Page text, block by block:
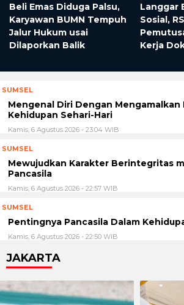
Beli Emas Diduga Palsu,
Karyawan BUMN Tempuh
Jalur Hukum usai
Dilaporkan Balik
Langgar
Sosial,
Kerja
SUMSEL
Mengenal Diri Dengan Mengamalkan
Kehidupan Sehari-Hari
Kamis, 6 Agustus 2026 - 23:04 WIB
SUMSEL
Mewujudkan Karakter Berintegritas
Pancasila
Kamis, 6 Agustus 2026 - 22:57 WIB
SUMSEL
Pentingnya Pancasila Dalam
Kamis, 6 Agustus 2026 - 22:50 WIB
JAKARTA